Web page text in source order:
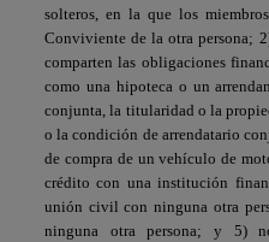
solteros, en la que los
Conviviente de la otra persona;
comparten las obligaciones
como una hipoteca o un
conjunta, la titularidad o la
o la condición de arrendatario
de compra de un vehículo de
crédito con una institución
unión civil con ninguna otra
ninguna otra persona; y 5)